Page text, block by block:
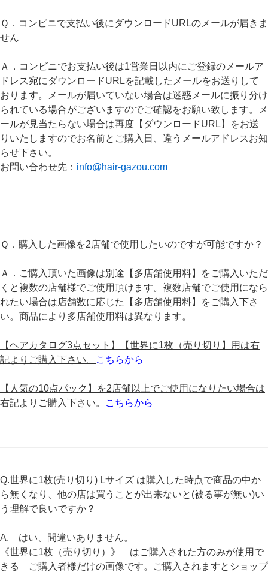
Ｑ．コンビニで支払い後にダウンロードURLのメールが届きま
せん
Ａ．コンビニでお支払い後は1営業日以内にご登録のメールア
ドレス宛にダウンロードURLを記載したメールをお送りして
おります。メールが届いていない場合は迷惑メールに振り分け
られている場合がございますのでご確認をお願い致します。メ
ールが見当たらない場合は再度【ダウンロードURL】をお送
りいたしますのでお名前とご購入日、違うメールアドレスお知
らせ下さい。
お問い合わせ先： info@hair-gazou.com
Ｑ．購入した画像を2店舗で使用したいのですが可能ですか？
Ａ．ご購入頂いた画像は別途【多店舗使用料】をご購入いただ
くと複数の店舗様でご使用頂けます。複数店舗でご使用になら
れたい場合は店舗数に応じた【多店舗使用料】をご購入下さ
い。商品により多店舗使用料は異なります。
【ヘアカタログ3点セット】【世界に1枚（売り切り】用は右
記よりご購入下さい。
こちらから
【人気の10点パック】を2店舗以上でご使用になりたい場合は
右記よりご購入下さい。
こちらから
Q.世界に1枚(売り切り) Lサイズ は購入した時点で商品の中か
ら無くなり、他の店は買うことが出来ないと(被る事が無い)い
う理解で良いですか？
A. はい、間違いありません。
《世界に1枚（売り切り）》 はご購入された方のみが使用で
きる ご購入者様だけの画像です。ご購入されますとショップ